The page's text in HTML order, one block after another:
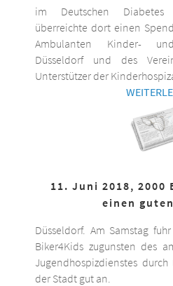
im Deutschen Diabetes
überreichte dort einen
Ambulanten Kinder-
Düsseldorf und des
Unterstützer der
11. Juni 2018,
einen
Düsseldorf. Am Samstag
Biker4Kids zugunsten des
Jugendhospizdienstes
der Stadt gut an.